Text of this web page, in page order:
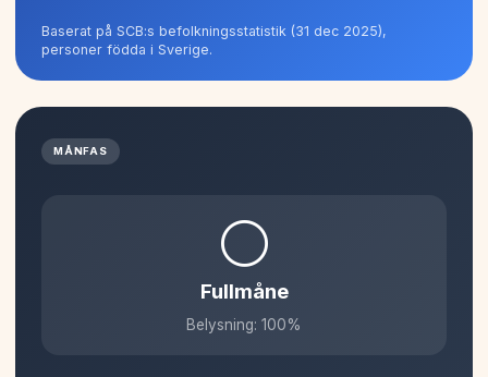
Baserat på SCB:s befolkningsstatistik (31 dec 2025),
personer födda i Sverige.
MÅNFAS
🌕
Fullmåne
Belysning: 100%